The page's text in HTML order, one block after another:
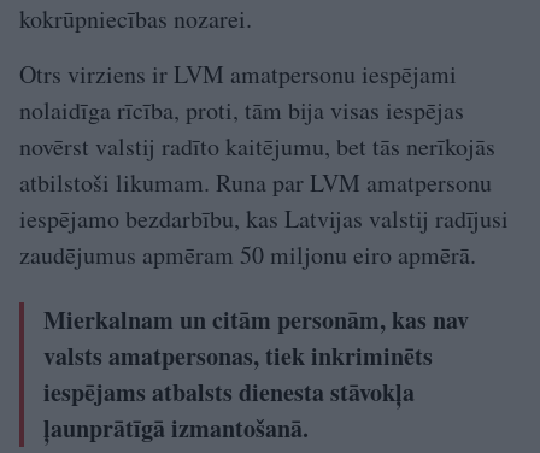
kokrūpniecības nozarei.
Otrs virziens ir LVM amatpersonu iespējami
nolaidīga rīcība, proti, tām bija visas iespējas
novērst valstij radīto kaitējumu, bet tās nerīkojās
atbilstoši likumam. Runa par LVM amatpersonu
iespējamo bezdarbību, kas Latvijas valstij radījusi
zaudējumus apmēram 50 miljonu eiro apmērā.
Mierkalnam un citām personām, kas nav
valsts amatpersonas, tiek inkriminēts
iespējams atbalsts dienesta stāvokļa
ļaunprātīgā izmantošanā.